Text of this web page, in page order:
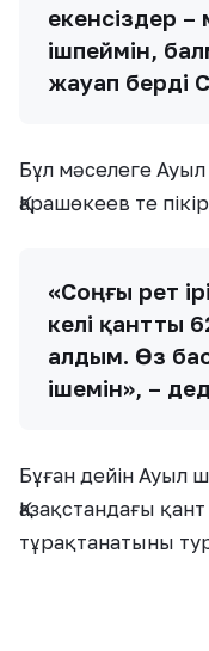
екенсіздер
ішпеймін,
жауап берді
Бұл мәселеге
Қарашөкеев те пікір
«Соңғы рет
келі қантты
алдым. Өз
ішемін», –
Бұған дейін Ауыл
Қазақстандағы
тұрақтанатыны